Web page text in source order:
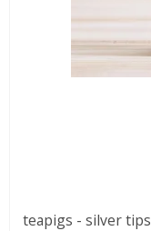
teapigs - silver